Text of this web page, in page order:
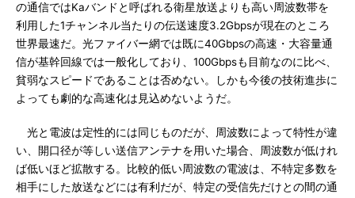
の通信ではKaバンドと呼ばれる衛星放送よりも高い周波数帯を
利用した1チャンネル当たりの伝送速度3.2Gbpsが現在のところ
世界最速だ。光ファイバー網では既に40Gbpsの高速・大容量通
信が基幹回線では一般化しており、100Gbpsも目前なのに比べ、
貧弱なスピードであることは否めない。しかも今後の技術進歩に
よっても劇的な高速化は見込めないようだ。
光と電波は定性的には同じものだが、周波数によって特性が違
い、開口径が等しい送信アンテナを用いた場合、周波数が低けれ
ば低いほど拡散する。比較的低い周波数の電波は、不特定多数を
相手にした放送などには有利だが、特定の受信先だけとの間の通